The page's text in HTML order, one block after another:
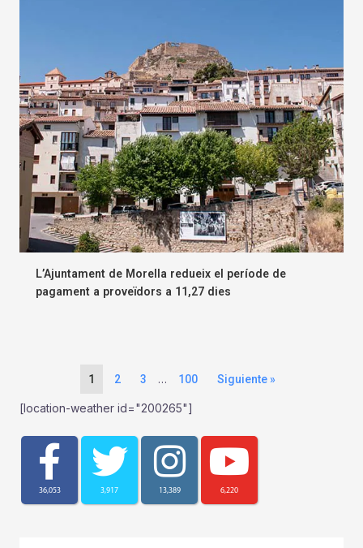
L’Ajuntament de Morella redueix el període de
pagament a proveïdors a 11,27 dies
1 2 3 … 100 Siguiente »
[location-weather id="200265"]
36,053 3,917 13,389 6,220